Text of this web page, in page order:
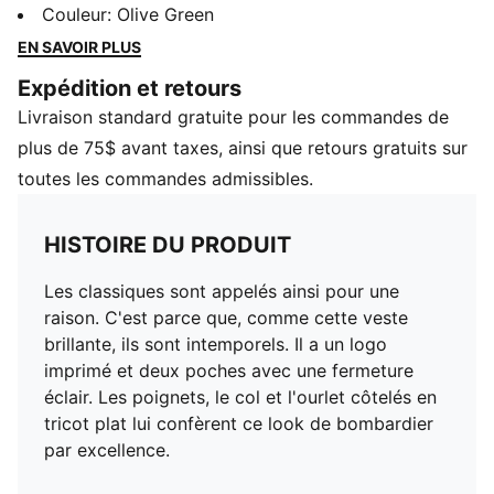
intemporels. Il a un logo imprimé et deux poches avec
une fermeture éclair. Les poignets, le col et l'ourlet
bombardier par excellence.
CARACTÉRISTIQUES ET AVANTAGES
Fabriqué avec au moins 70 % de matériaux recyclés.
DÉTAILS
Poches latérales passepoilées avec fermetures éclair
pour des solutions de rangement sécurisées
Col, ceinture et poignets côtes élastiqués
Fermeture zippée intégrale
Matière principale : Tissu en satin
Couleur: Olive Green
EN SAVOIR PLUS
Expédition et retours
Livraison standard gratuite pour les commandes de
plus de 75$ avant taxes, ainsi que retours gratuits sur
toutes les commandes admissibles.
HISTOIRE DU PRODUIT
Les classiques sont appelés ainsi pour une
raison. C'est parce que, comme cette veste
brillante, ils sont intemporels. Il a un logo
imprimé et deux poches avec une fermeture
éclair. Les poignets, le col et l'ourlet côtelés en
tricot plat lui confèrent ce look de bombardier
par excellence.